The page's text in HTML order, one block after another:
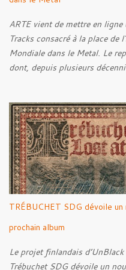
ARTE vient de mettre en
Tracks consacré à la place de
Mondiale dans le Metal. Le
dont, depuis plusieurs
cette réflexion, Tracks est
Kanonenfieber ) et de
leur intérêt pour la Première
donne également la parole
Kohlmannslehner,
Ralf Raths, directeur du
afin d'interroger plus
dans l'esthétique et
découvrir ci-dessous :
TRÉBUCHET SDG dévoile
prochain album
Le projet finlandais
Trébuchet SDG dévoile un